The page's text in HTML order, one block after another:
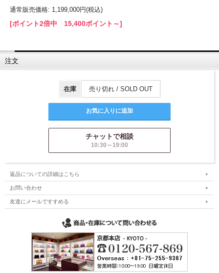
通常販売価格: 1,199,000円(税込)
[ポイント2倍中 15,400ポイント～]
注文
在庫 売り切れ / SOLD OUT
チャットで相談
10:30～19:00
返品についての詳細はこちら
お問い合わせ
友達にメールですすめる